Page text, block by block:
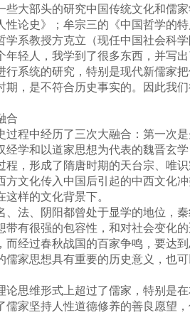
部头的研究中国传统文化和儒家
性论史》；牟宗三的《中国哲学
系教授方克立（现任中国社会科
轻人，我学到了很多东西，并写
系统的研究，特别是现代新儒家
，是不符合历史事实的。因此我
中经历了三次大融合：第一次
学和以道家思想为代表的魏晋玄
，形成了隋唐时期的天台宗、唯
文化传入中国后引起的中西文化
样的文化背景下。
、阴阳都曾处于显学的地位，
有很强的包容性，和对社会变化
经过春秋战国的百家争鸣，要达
家思想具有重要的历史意义，也
维形式上超过了儒家，特别是
儒家坚持人性道德修养的善良愿望